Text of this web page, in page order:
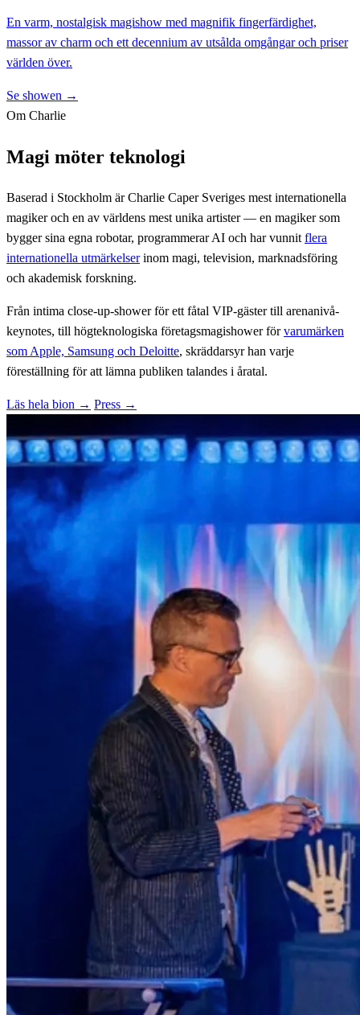
En varm, nostalgisk magishow med magnifik fingerfärdighet,
massor av charm och ett decennium av utsålda omgångar och priser
världen över.
Se showen →
Om Charlie
Magi möter teknologi
Baserad i Stockholm är Charlie Caper Sveriges mest internationella
magiker och en av världens mest unika artister — en magiker som
bygger sina egna robotar, programmerar AI och har vunnitflera
internationella utmärkelserinom magi, television, marknadsföring
och akademisk forskning.
Från intima close-up-shower för ett fåtal VIP-gäster till arenanivå-
keynotes, till högteknologiska företagsmagishower förvarumärken
som Apple, Samsung och Deloitte, skräddarsyr han varje
föreställning för att lämna publiken talandes i åratal.
Läs hela bion → Press →